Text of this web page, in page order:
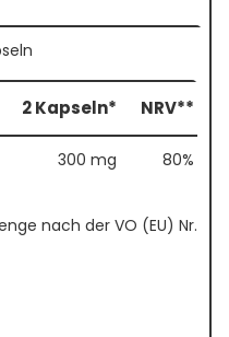
2 Kapseln* NRV**
300 mg 80%
nach der VO (EU) Nr.